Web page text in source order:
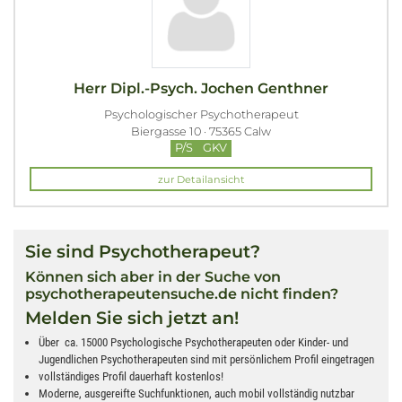
Herr Dipl.-Psych. Jochen Genthner
Psychologischer Psychotherapeut
Biergasse 10 · 75365 Calw
P/S
GKV
zur Detailansicht
Sie sind Psychotherapeut?
Können sich aber in der Suche von
psychotherapeutensuche.de nicht finden?
Melden Sie sich jetzt an!
Über ca. 15000 Psychologische Psychotherapeuten oder Kinder- und
Jugendlichen Psychotherapeuten sind mit persönlichem Profil eingetragen
vollständiges Profil dauerhaft kostenlos!
Moderne, ausgereifte Suchfunktionen, auch mobil vollständig nutzbar